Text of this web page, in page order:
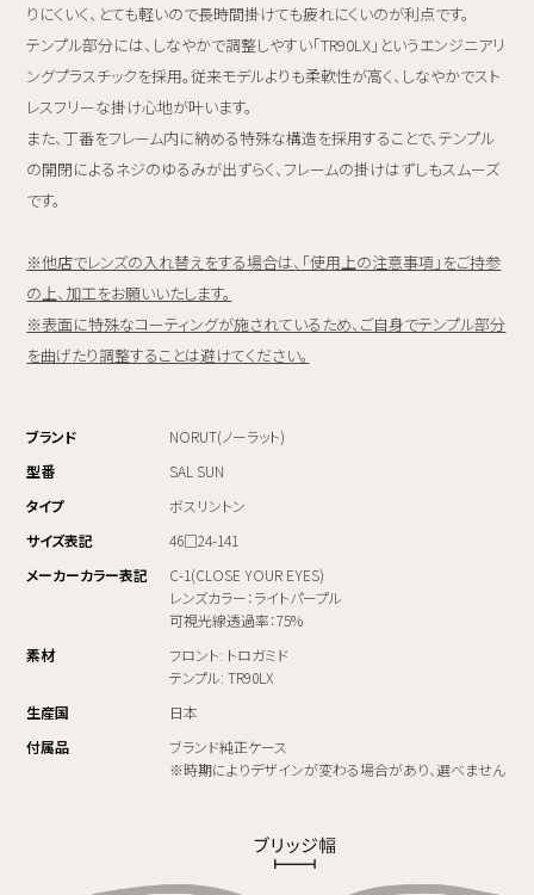
りにくいく、とても軽いので長時間掛けても疲れにくいのが利点です。
テンプル部分には、しなやかで調整しやすい「TR90LX」というエンジニアリ
ングプラスチックを採用。従来モデルよりも柔軟性が高く、しなやかでスト
レスフリーな掛け心地が叶います。
また、丁番をフレーム内に納める特殊な構造を採用することで、テンプル
の開閉によるネジのゆるみが出ずらく、フレームの掛けはずしもスムーズ
です。
※他店でレンズの入れ替えをする場合は、「使用上の注意事項」をご持参
の上、加工をお願いいたします。
※表面に特殊なコーティングが施されているため、ご自身でテンプル部分
を曲げたり調整することは避けてください。
ブランド
NORUT(ノーラット)
型番
SAL SUN
タイプ
ボスリントン
サイズ表記
46□24-141
メーカーカラー表記
C-1(CLOSE YOUR EYES)
レンズカラー：ライトパープル
可視光線透過率：75%
素材
フロント: トロガミド
テンプル: TR90LX
生産国
日本
付属品
ブランド純正ケース
※時期によりデザインが変わる場合があり、選べません